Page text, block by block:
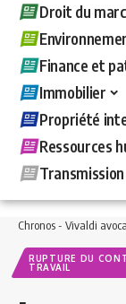
Droit du
Finance et
Immobilier
Propriété
Ressources
Chronos - Vivaldi
RUPTURE DU
TRAVAIL